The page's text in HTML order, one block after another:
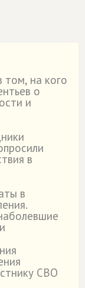
том, на кого
о
и
в
в
СВО